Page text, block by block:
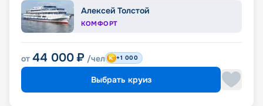
Алексей Толстой
КОМФОРТ
от 44 000 ₽ /чел +1 000
Выбрать круиз